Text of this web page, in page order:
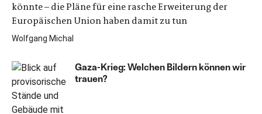
könnte – die Pläne für eine rasche Erweiterung der
Europäischen Union haben damit zu tun
Wolfgang Michal
Gaza-Krieg: Welchen Bildern können wir
trauen?